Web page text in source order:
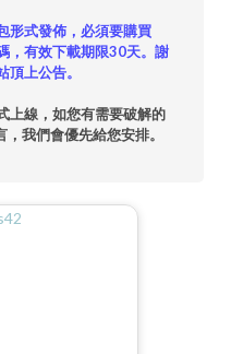
形式發佈，必須要購買
，有效下載期限30天。謝
上公告。
上線，如您有需要破解的
我們會優先給您安排。